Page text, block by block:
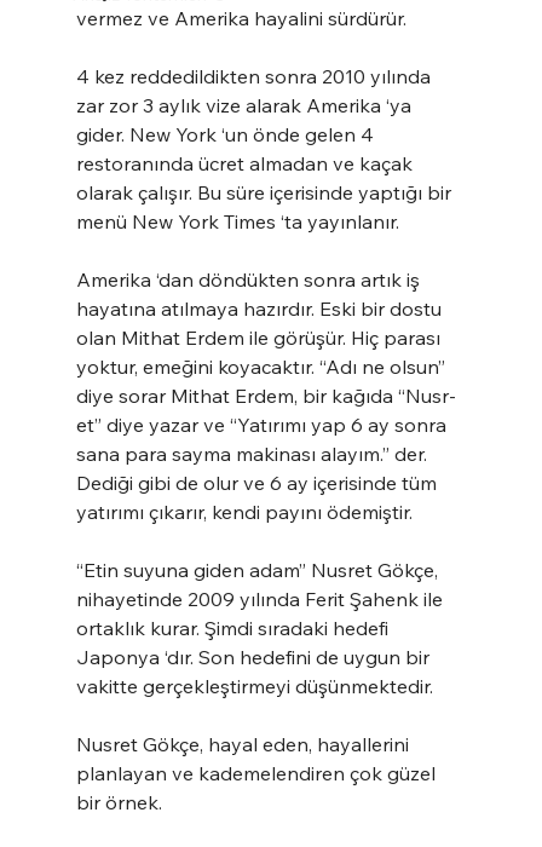
vermez ve Amerika hayalini sürdürür.
4 kez reddedildikten sonra 2010 yılında
zar zor 3 aylık vize alarak Amerika ‘ya
gider. New York ‘un önde gelen 4
restoranında ücret almadan ve kaçak
olarak çalışır. Bu süre içerisinde yaptığı bir
menü New York Times ‘ta yayınlanır.
Amerika ‘dan döndükten sonra artık iş
hayatına atılmaya hazırdır. Eski bir dostu
olan Mithat Erdem ile görüşür. Hiç parası
yoktur, emeğini koyacaktır. “Adı ne olsun”
diye sorar Mithat Erdem, bir kağıda “Nusr-
et” diye yazar ve “Yatırımı yap 6 ay sonra
sana para sayma makinası alayım.” der.
Dediği gibi de olur ve 6 ay içerisinde tüm
yatırımı çıkarır, kendi payını ödemiştir.
“Etin suyuna giden adam” Nusret Gökçe,
nihayetinde 2009 yılında Ferit Şahenk ile
ortaklık kurar. Şimdi sıradaki hedefi
Japonya ‘dır. Son hedefini de uygun bir
vakitte gerçekleştirmeyi düşünmektedir.
Nusret Gökçe, hayal eden, hayallerini
planlayan ve kademelendiren çok güzel
bir örnek.